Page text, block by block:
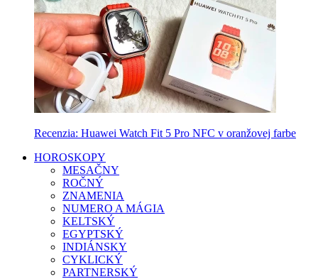
Recenzia: Huawei Watch Fit 5 Pro NFC v oranžovej farbe
HOROSKOPY
MESAČNY
ROČNÝ
ZNAMENIA
NUMERO A MÁGIA
KELTSKÝ
EGYPTSKÝ
INDIÁNSKY
CYKLICKÝ
PARTNERSKÝ